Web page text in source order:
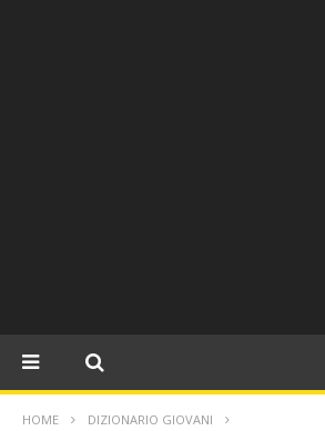
HOME DIZIONARIO GIOVANI